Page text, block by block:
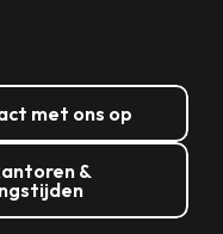
met ons op
&